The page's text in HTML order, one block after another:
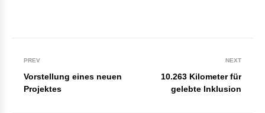
PREV
Vorstellung eines neuen
Projektes
NEXT
10.263 Kilometer für
gelebte Inklusion